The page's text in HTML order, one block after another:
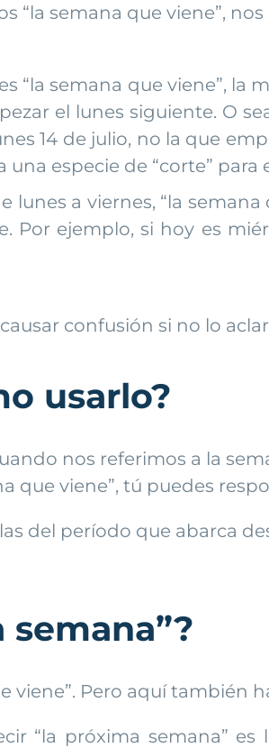
“la semana que viene”,
“la semana que viene”, la
el lunes siguiente. O
14 de julio, no la que
especie de “corte”
lunes a viernes, “la
Por ejemplo, si hoy es
confusión si no lo
usarlo?
nos referimos a la
que viene”, tú puedes
del período que abarca
semana”?
viene”. Pero aquí también
“la próxima semana”